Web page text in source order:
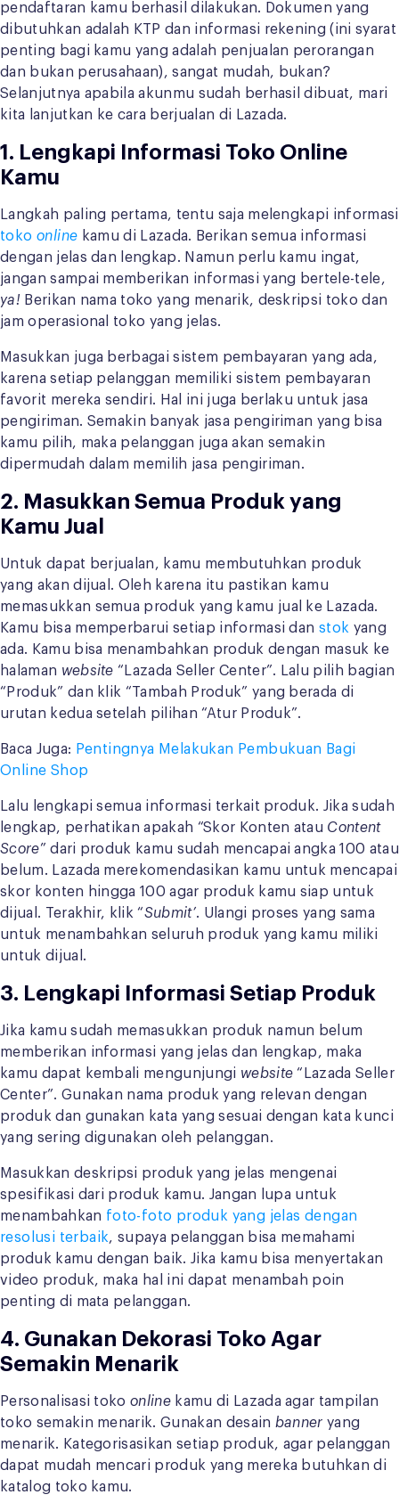
pendaftaran kamu berhasil dilakukan. Dokumen yang
dibutuhkan adalah KTP dan informasi rekening (ini syarat
penting bagi kamu yang adalah penjualan perorangan
dan bukan perusahaan), sangat mudah, bukan?
Selanjutnya apabila akunmu sudah berhasil dibuat, mari
kita lanjutkan ke cara berjualan di Lazada.
1. Lengkapi Informasi Toko Online
Kamu
Langkah paling pertama, tentu saja melengkapi informasi
toko online kamu di Lazada. Berikan semua informasi
dengan jelas dan lengkap. Namun perlu kamu ingat,
jangan sampai memberikan informasi yang bertele-tele,
ya! Berikan nama toko yang menarik, deskripsi toko dan
jam operasional toko yang jelas.
Masukkan juga berbagai sistem pembayaran yang ada,
karena setiap pelanggan memiliki sistem pembayaran
favorit mereka sendiri. Hal ini juga berlaku untuk jasa
pengiriman. Semakin banyak jasa pengiriman yang bisa
kamu pilih, maka pelanggan juga akan semakin
dipermudah dalam memilih jasa pengiriman.
2. Masukkan Semua Produk yang
Kamu Jual
Untuk dapat berjualan, kamu membutuhkan produk
yang akan dijual. Oleh karena itu pastikan kamu
memasukkan semua produk yang kamu jual ke Lazada.
Kamu bisa memperbarui setiap informasi dan stok yang
ada. Kamu bisa menambahkan produk dengan masuk ke
halaman website “Lazada Seller Center”. Lalu pilih bagian
“Produk” dan klik “Tambah Produk” yang berada di
urutan kedua setelah pilihan “Atur Produk”.
Baca Juga: Pentingnya Melakukan Pembukuan Bagi
Online Shop
Lalu lengkapi semua informasi terkait produk. Jika sudah
lengkap, perhatikan apakah “Skor Konten atau Content
Score” dari produk kamu sudah mencapai angka 100 atau
belum. Lazada merekomendasikan kamu untuk mencapai
skor konten hingga 100 agar produk kamu siap untuk
dijual. Terakhir, klik “Submit’. Ulangi proses yang sama
untuk menambahkan seluruh produk yang kamu miliki
untuk dijual.
3. Lengkapi Informasi Setiap Produk
Jika kamu sudah memasukkan produk namun belum
memberikan informasi yang jelas dan lengkap, maka
kamu dapat kembali mengunjungi website “Lazada Seller
Center”. Gunakan nama produk yang relevan dengan
produk dan gunakan kata yang sesuai dengan kata kunci
yang sering digunakan oleh pelanggan.
Masukkan deskripsi produk yang jelas mengenai
spesifikasi dari produk kamu. Jangan lupa untuk
menambahkan foto-foto produk yang jelas dengan
resolusi terbaik, supaya pelanggan bisa memahami
produk kamu dengan baik. Jika kamu bisa menyertakan
video produk, maka hal ini dapat menambah poin
penting di mata pelanggan.
4. Gunakan Dekorasi Toko Agar
Semakin Menarik
Personalisasi tokoonline kamu di Lazada agar tampilan
toko semakin menarik. Gunakan desain banneryang
menarik. Kategorisasikan setiap produk, agar pelanggan
dapat mudah mencari produk yang mereka butuhkan di
katalog toko kamu.